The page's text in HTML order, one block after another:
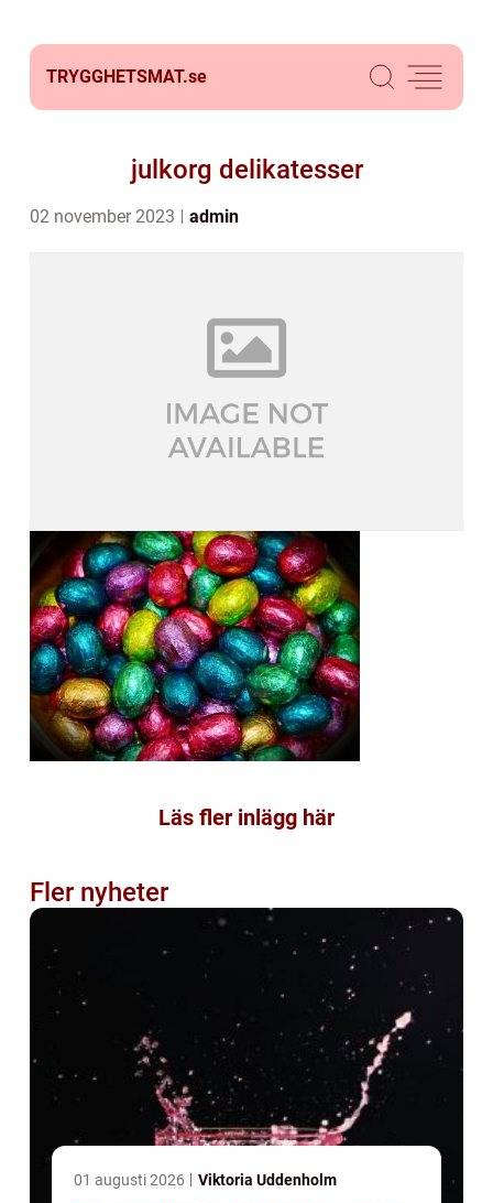
TRYGGHETSMAT.se
julkorg delikatesser
02 november 2023 admin
Läs fler inlägg här
Fler nyheter
01 augusti 2026 Viktoria Uddenholm